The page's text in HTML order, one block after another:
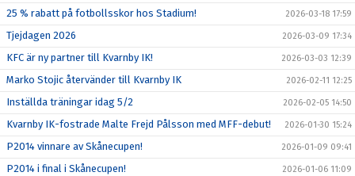
25 % rabatt på fotbollsskor hos Stadium! 2026-03-18 17:59
Tjejdagen 2026 2026-03-09 17:34
KFC är ny partner till Kvarnby IK! 2026-03-03 12:39
Marko Stojic återvänder till Kvarnby IK 2026-02-11 12:25
Inställda träningar idag 5/2 2026-02-05 14:50
Kvarnby IK-fostrade Malte Frejd Pålsson med MFF-debut! 2026-01-30 15:24
P2014 vinnare av Skånecupen! 2026-01-09 09:41
P2014 i final i Skånecupen! 2026-01-06 11:09